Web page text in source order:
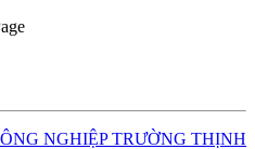
NGHIỆP TRƯỜNG THỊNH